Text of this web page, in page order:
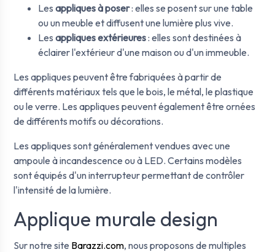
Lesappliques à poser: elles se posent sur une table
ou un meuble et diffusent une lumière plus vive.
Lesappliques extérieures: elles sont destinées à
éclairer l'extérieur d'une maison ou d'un immeuble.
Les appliques peuvent être fabriquées à partir de
différents matériaux tels que le bois, le métal, le plastique
ou le verre. Les appliques peuvent également être ornées
de différents motifs ou décorations.
Les appliques sont généralement vendues avec une
ampoule à incandescence ou à LED. Certains modèles
sont équipés d'un interrupteur permettant de contrôler
l'intensité de la lumière.
Applique murale design
Sur notre site Barazzi.com, nous proposons de multiples